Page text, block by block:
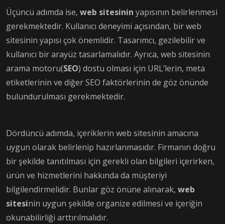
Üçüncü adımda ise, web sitesinin yapısının belirlenmesi
gerekmektedir. Kullanıcı deneyimi açısından, bir web
sitesinin yapısı çok önemlidir. Tasarımcı, gezilebilir ve
kullanıcı bir arayüz tasarlamalıdır. Ayrıca, web sitesinin
arama motoru(SEO) dostu olması için URL’lerin, meta
etiketlerinin ve diğer SEO faktörlerinin de göz önünde
bulundurulması gerekmektedir.
Dördüncü adımda, içeriklerin web sitesinin amacına
uygun olarak belirlenip hazırlanmasıdır. Firmanın doğru
bir şekilde tanıtılması için gerekli olan bilgileri içerirken,
ürün ve hizmetlerini hakkında da müşteriyi
bilgilendirmelidir. Bunlar göz önüne alınarak, web
sitesinin uygun şekilde organize edilmesi ve içeriğin
okunabilirliği arttırılmalıdır.